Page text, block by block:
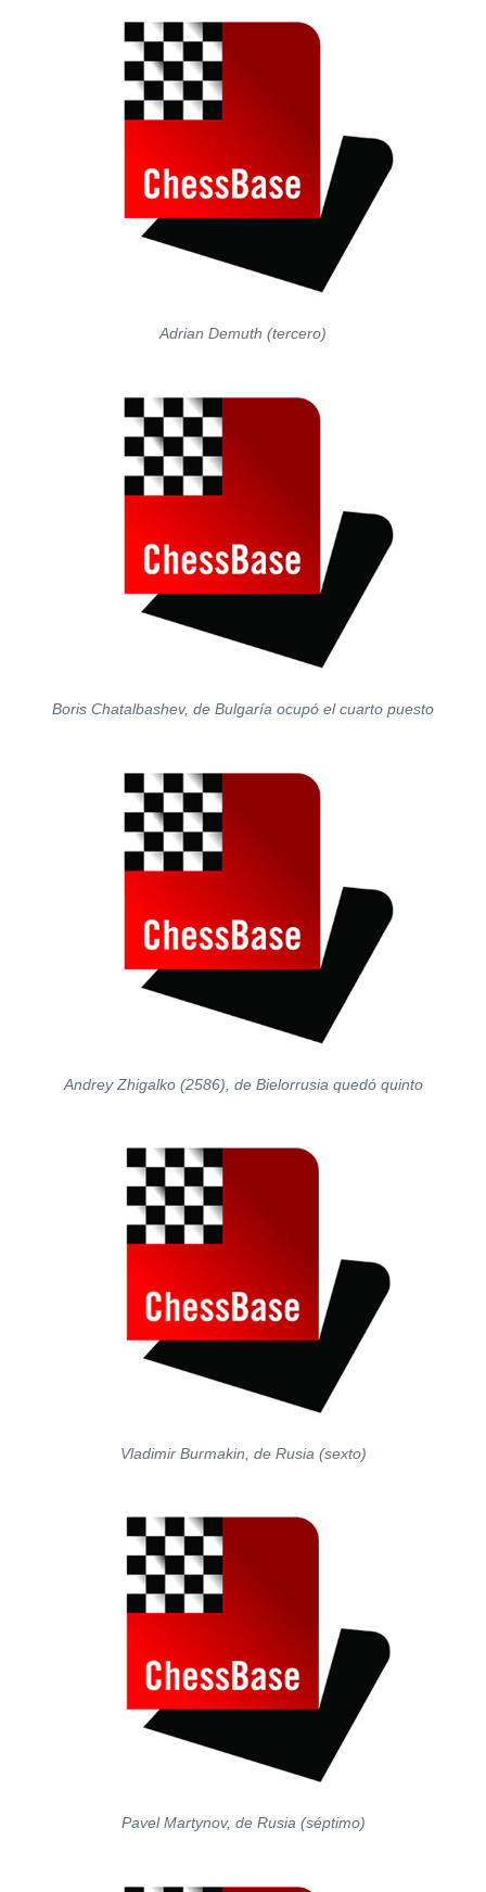
Adrian Demuth (tercero)
Boris Chatalbashev, de Bulgaría ocupó el cuarto puesto
Andrey Zhigalko (2586), de Bielorrusia quedó quinto
Vladimir Burmakin, de Rusia (sexto)
Pavel Martynov, de Rusia (séptimo)